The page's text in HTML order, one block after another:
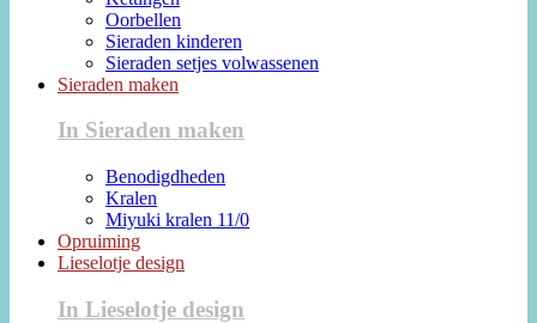
Oorbellen
Sieraden kinderen
Sieraden setjes volwassenen
Sieraden maken
In Sieraden maken
Benodigdheden
Kralen
Miyuki kralen 11/0
Opruiming
Lieselotje design
In Lieselotje design